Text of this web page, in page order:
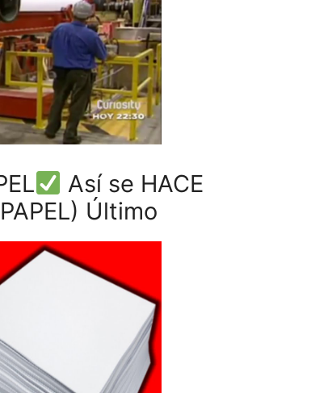
Así se HACE
Último